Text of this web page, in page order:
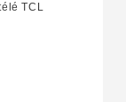
TCL